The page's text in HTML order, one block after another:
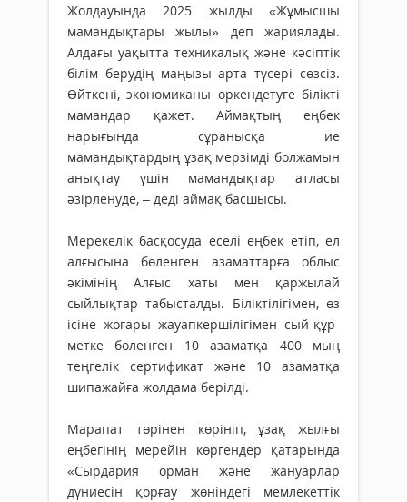
Жолдауында 2025 жылды «Жұмысшы
мамандықтары жылы» деп жариялады.
Алдағы уақытта техникалық және кәсіптік
білім берудің маңызы арта түсері сөзсіз.
Өйткені, экономиканы өркендетуге білікті
мамандар қажет. Аймақтың еңбек
нарығында сұранысқа ие
мамандықтардың ұзақ мерзімді болжамын
анықтау үшін маман­­дықтар атласы
әзірленуде, – деді аймақ басшысы.
Мерекелік басқосуда еселі еңбек етіп, ел
алғысына бөленген азаматтарға облыс
әкімінің Алғыс хаты мен қаржылай
сыйлықтар табысталды. Біліктілігімен, өз
ісіне жоғары жауапкершілігімен сый-құр­
мет­ке бөленген 10 азаматқа 400 мың
теңгелік сертификат және 10 азаматқа
шипажайға жолдама берілді.
Марапат төрінен көрініп, ұзақ жылғы
еңбегінің мерейін көргендер қатарында
«Сырдария орман және жануарлар
дүниесін қорғау жөніндегі мемлекеттік